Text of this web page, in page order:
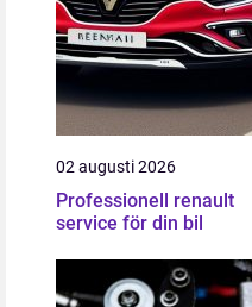
02 augusti 2026
Professionell renault
service för din bil